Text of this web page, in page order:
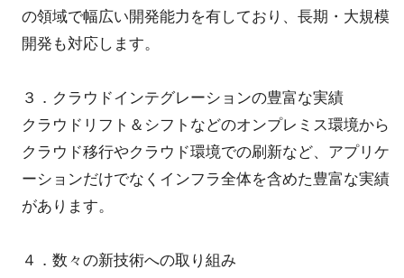
の領域で幅広い開発能力を有しており、長期・大規模
開発も対応します。
３．クラウドインテグレーションの豊富な実績
クラウドリフト＆シフトなどのオンプレミス環境から
クラウド移行やクラウド環境での刷新など、アプリケ
ーションだけでなくインフラ全体を含めた豊富な実績
があります。
４．数々の新技術への取り組み